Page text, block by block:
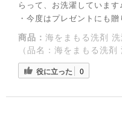
らって、お洗濯しています
・今度はプレゼントにも贈
商品： 海をまもる洗剤
（品名：海をまもる洗
役に立った 0